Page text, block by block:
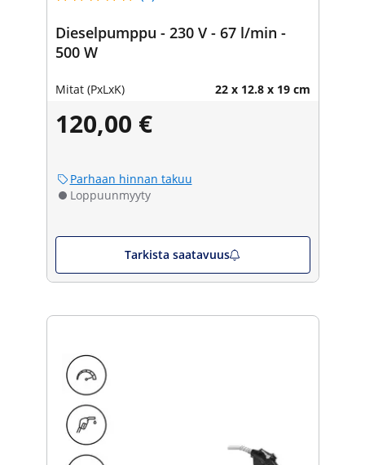
Dieselpumppu - 230 V - 67 l/min -
500 W
Mitat (PxLxK) 22 x 12.8 x 19 cm
120,00 €
Parhaan hinnan takuu
Loppuunmyyty
Tarkista saatavuus